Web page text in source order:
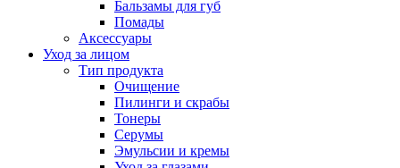
Бальзамы для губ
Помады
Аксессуары
Уход за лицом
Тип продукта
Очищение
Пилинги и скрабы
Тонеры
Серумы
Эмульсии и кремы